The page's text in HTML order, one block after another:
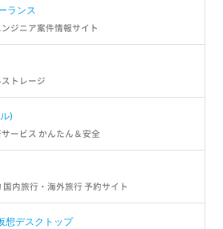
ランス
ジニア案件情報サイト
トレージ
)
ービス かんたん＆安全
内旅行・海外旅行 予約サイト
想デスクトップ